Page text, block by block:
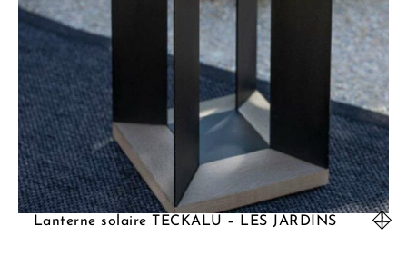
Lanterne solaire TECKALU – LES JARDINS